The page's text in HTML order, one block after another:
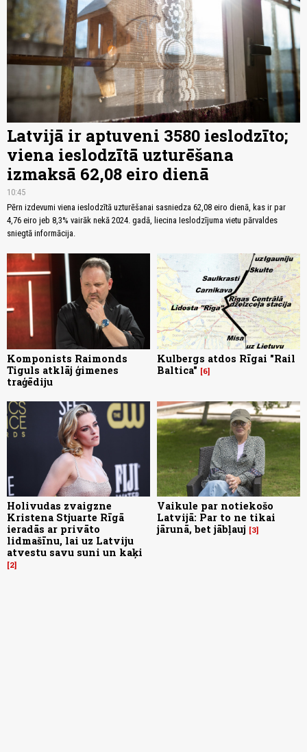
Latvijā ir aptuveni 3580 ieslodzīto;
viena ieslodzītā uzturēšana
izmaksā 62,08 eiro dienā
10:45
Pērn izdevumi viena ieslodzītā uzturēšanai sasniedza 62,08 eiro dienā, kas ir par
4,76 eiro jeb 8,3% vairāk nekā 2024. gadā, liecina Ieslodzījuma vietu pārvaldes
sniegtā informācija.
Komponists Raimonds
Tiguls atklāj ģimenes
traģēdiju
Kulbergs atdos Rīgai "Rail
Baltica"
6
Holivudas zvaigzne
Kristena Stjuarte Rīgā
ieradās ar privāto
lidmašīnu, lai uz Latviju
atvestu savu suni un kaķi
2
Vaikule par notiekošo
Latvijā: Par to ne tikai
jārunā, bet jābļauj
3